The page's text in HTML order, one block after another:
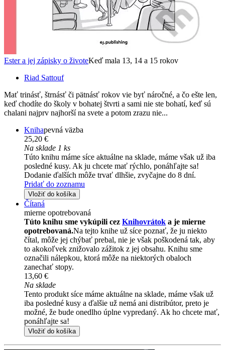
Ester a jej zápisky o životeKeď mala 13, 14 a 15 rokov
Riad Sattouf
Mať trinásť, štrnásť či pätnásť rokov vie byť náročné, a čo ešte len,
keď chodíte do školy v bohatej štvrti a sami nie ste bohatí, keď sú
chalani najprv najhorší na svete a potom zrazu nie...
Knihapevná väzba
25,20 €
Na sklade 1 ks
Túto knihu máme síce aktuálne na sklade, máme však už iba
posledné kusy. Ak ju chcete mať rýchlo, ponáhľajte sa!
Dodanie ďalších môže trvať dlhšie, zvyčajne do 8 dní.
Pridať do zoznamu
Vložiť do košíka
Čítaná
mierne opotrebovaná
Túto knihu sme vykúpili cez Knihovrátok a je mierne
opotrebovaná.Na tejto knihe už síce poznať, že ju niekto
čítal, môže jej chýbať prebal, nie je však poškodená tak, aby
to akokoľvek znižovalo zážitok z jej obsahu. Knihu sme
označili nálepkou, ktorá môže na niektorých obaloch
zanechať stopy.
13,60 €
Na sklade
Tento produkt síce máme aktuálne na sklade, máme však už
iba posledné kusy a ďalšie už nemá ani distribútor, preto je
možné, že bude onedlho úplne vypredaný. Ak ho chcete mať,
ponáhľajte sa!
Vložiť do košíka